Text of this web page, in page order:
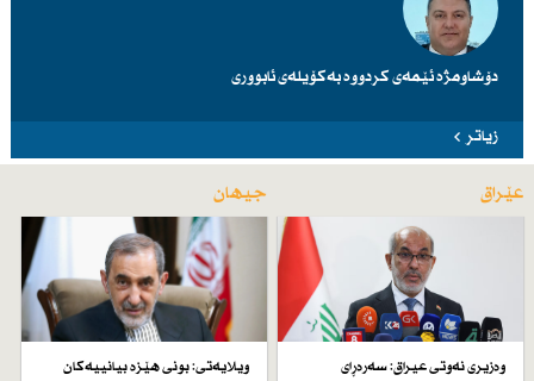
دۆشاومژە ئێمەی کردووە بەکۆیلەی ئابووری
زیاتر
عێراق
وەزیری نەوتی عیراق: سەرەڕای
جیهان
ویلایەتی: بونی هێزە بیانییەكان